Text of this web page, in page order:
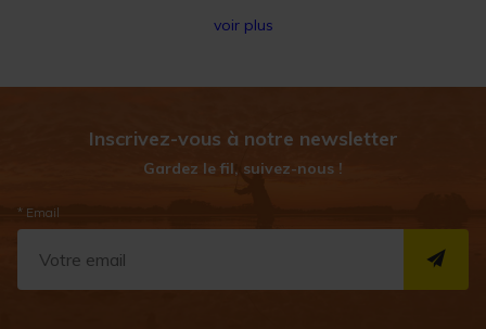
voir plus
Inscrivez-vous à notre newsletter
Gardez le fil, suivez-nous !
* Email